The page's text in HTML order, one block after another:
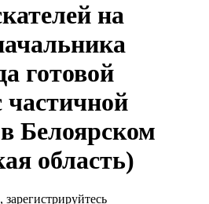
на
готовой
частичной
Белоярском
область)